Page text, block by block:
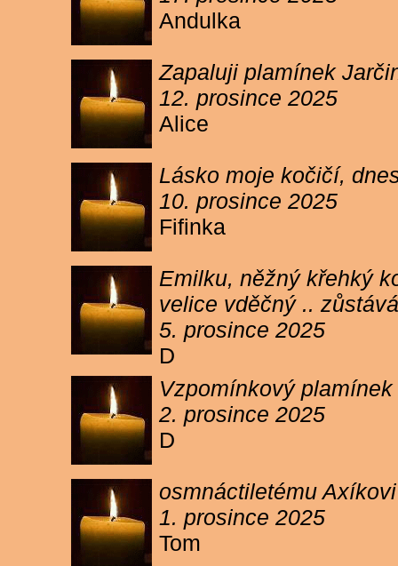
Andulka
Zapaluji plamínek
12. prosince 2025
Alice
Lásko moje kočičí,
10. prosince 2025
Fifinka
Emilku, něžný křehký
velice vděčný ..
5. prosince 2025
D
Vzpomínkový
2. prosince 2025
D
osmnáctiletému
1. prosince 2025
Tom